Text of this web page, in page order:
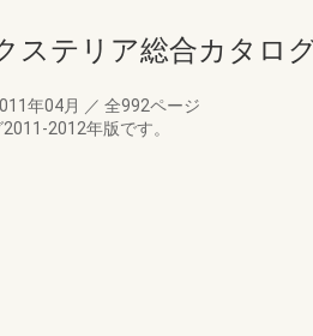
ステリア総合カタロ
年04月 ／ 全992ページ
2012年版です。